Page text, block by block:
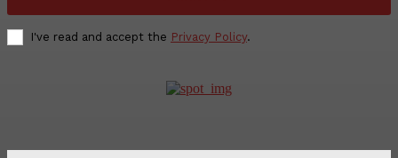
I've read and accept the Privacy Policy.